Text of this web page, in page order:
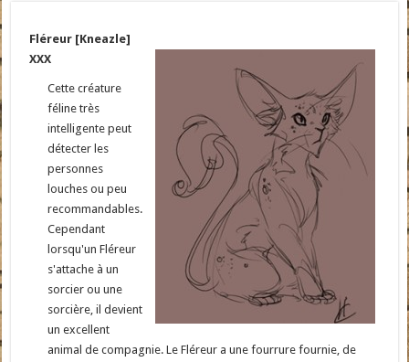
Fléreur [Kneazle]
XXX
Cette créature
féline très
intelligente peut
détecter les
personnes
louches ou peu
recommandables.
Cependant
lorsqu'un Fléreur
s'attache à un
sorcier ou une
sorcière, il devient
un excellent
animal de compagnie. Le Fléreur a une fourrure fournie, de